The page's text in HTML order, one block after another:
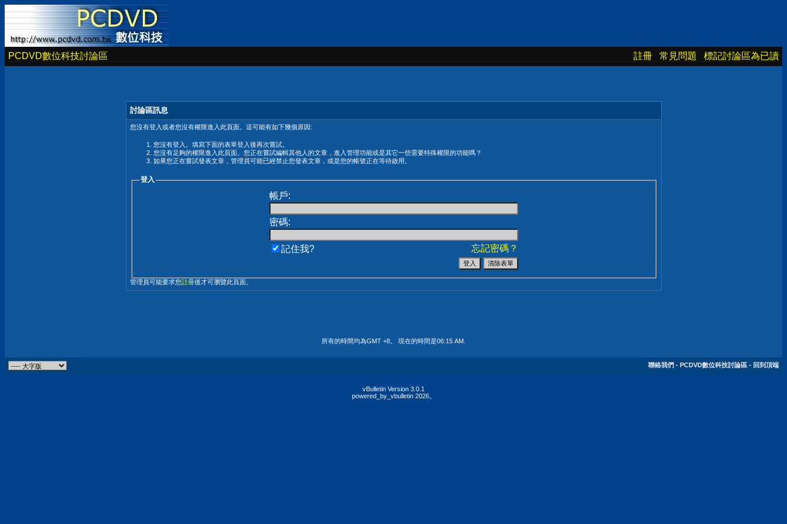
PCDVD數位科技討論區 註冊 常見問題 標記討論區為已讀
討論區訊息
您沒有登入或者您沒有權限進入此頁面。這可能有如下幾個原因:
您沒有登入。填寫下面的表單登入後再次嘗試。
您沒有足夠的權限進入此頁面。您正在嘗試編輯其他人的文章，進入管理功能或是其它一些需要特殊權限的功能嗎？
如果您正在嘗試發表文章，管理員可能已經禁止您發表文章，或是您的帳號正在等待啟用。
登入
帳戶:
密碼:
忘記密碼？
記住我?
管理員可能要求您註冊後才可瀏覽此頁面。
所有的時間均為GMT +8。 現在的時間是06:15 AM
聯絡我們 - PCDVD數位科技討論區 - 回到頂端
vBulletin Version 3.0.1
powered_by_vbulletin 2026。